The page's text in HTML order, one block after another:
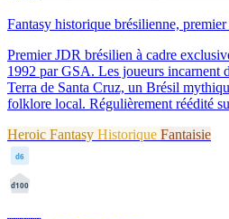
Fantasy historique brésilienne,
Premier JDR brésilien à cadre
1992 par GSA. Les joueurs incarnent
Terra de Santa Cruz, un Brésil
folklore local. Régulièrement réédité
Heroic Fantasy Historique Fantaisie
d6
d100